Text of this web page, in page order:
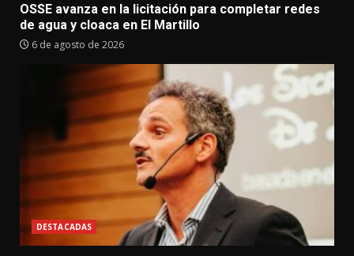
OSSE avanza en la licitación para completar redes
de agua y cloaca en El Martillo
6 de agosto de 2026
DESTACADAS